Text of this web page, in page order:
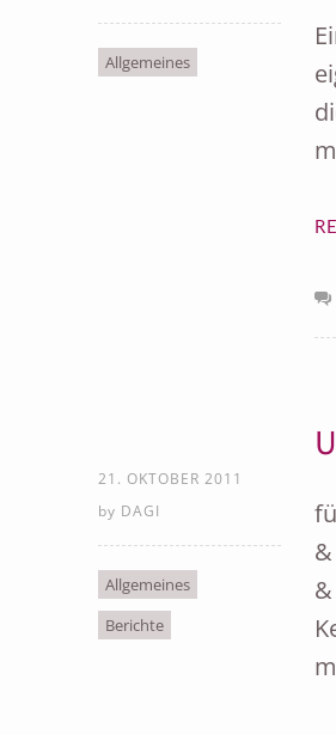
Allgemeines
21. OKTOBER 2011
by DAGI
Allgemeines
Berichte